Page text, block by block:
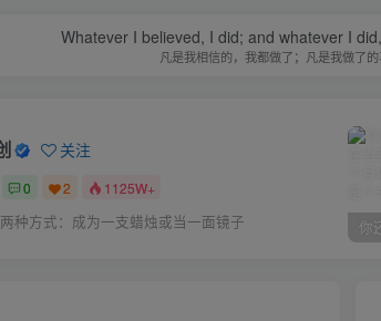
Whatever I believed, I did; and whatever I
凡是我相信的，我都做了；凡是我做了
关注
0 2 1125W+
种方式：成为一支蜡烛或当一面镜子